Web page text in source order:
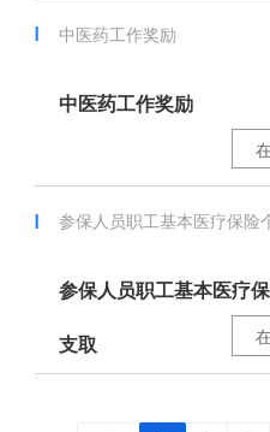
中医药工作奖励
中医药工作奖励
参保人员职工基本医疗保险
参保人员职工基本医疗
支取